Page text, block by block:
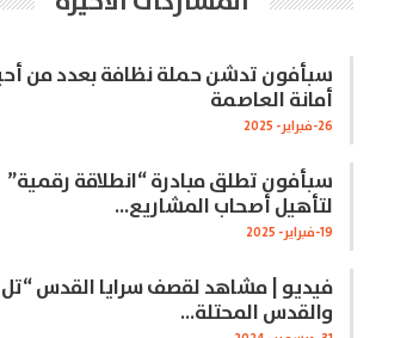
سبأفون تدشن حملة نظافة بعدد من
أمانة العاصمة
26-فبراير- 2025
سبأفون تطلق مبادرة “انطلاقة رقمية”
لتأهيل أصحاب المشاريع…
19-فبراير- 2025
فيديو | مشاهد لقصف سرايا القدس “تل
والقدس المحتلة…